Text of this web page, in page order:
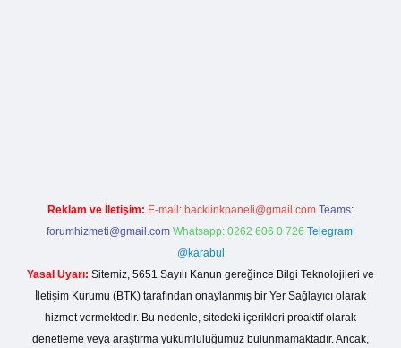
Reklam ve İletişim: E-mail: backlinkpaneli@gmail.com Teams:
forumhizmeti@gmail.com Whatsapp: 0262 606 0 726 Telegram:
@karabul
Yasal Uyarı: Sitemiz, 5651 Sayılı Kanun gereğince Bilgi Teknolojileri ve
İletişim Kurumu (BTK) tarafından onaylanmış bir Yer Sağlayıcı olarak
hizmet vermektedir. Bu nedenle, sitedeki içerikleri proaktif olarak
denetleme veya araştırma yükümlülüğümüz bulunmamaktadır. Ancak,